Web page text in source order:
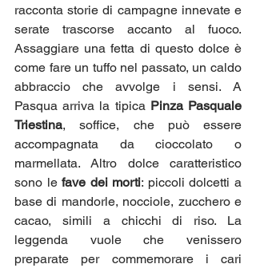
racconta storie di campagne innevate e
serate trascorse accanto al fuoco.
Assaggiare una fetta di questo dolce è
come fare un tuffo nel passato, un caldo
abbraccio che avvolge i sensi. A
Pasqua arriva la tipica Pinza Pasquale
Triestina, soffice, che può essere
accompagnata da cioccolato o
marmellata. Altro dolce caratteristico
sono le fave dei morti: piccoli dolcetti a
base di mandorle, nocciole, zucchero e
cacao, simili a chicchi di riso. La
leggenda vuole che venissero
preparate per commemorare i cari